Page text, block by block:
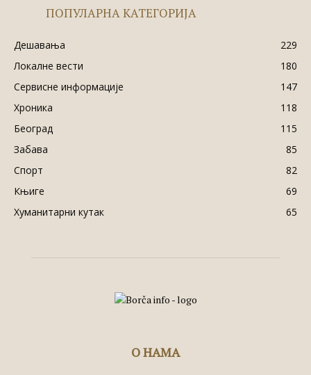
ПОПУЛАРНА КАТЕГОРИЈА
Дешавања
229
Локалне вести
180
Сервисне информације
147
Хроника
118
Београд
115
Забава
85
Спорт
82
Књиге
69
Хуманитарни кутак
65
О НАМА